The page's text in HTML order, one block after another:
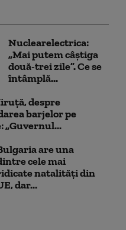
Nuclearelectrica:
„Mai putem câștiga
două-trei zile”. Ce se
întâmplă...
despre
barjelor pe
„Guvernul...
are una
cele mai
natalități din
dar...